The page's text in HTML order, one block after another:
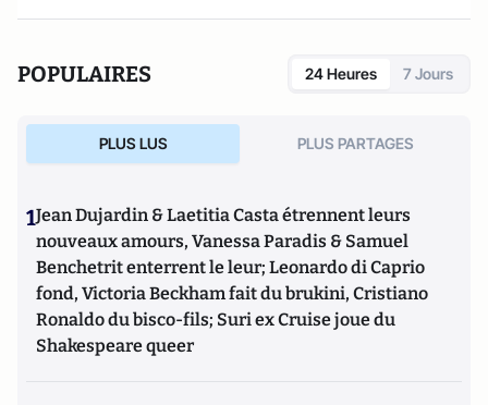
POPULAIRES 24 Heures 7 Jours
PLUS LUS PLUS PARTAGES
1Jean Dujardin & Laetitia Casta étrennent leurs
nouveaux amours, Vanessa Paradis & Samuel
Benchetrit enterrent le leur; Leonardo di Caprio
fond, Victoria Beckham fait du brukini, Cristiano
Ronaldo du bisco-fils; Suri ex Cruise joue du
Shakespeare queer